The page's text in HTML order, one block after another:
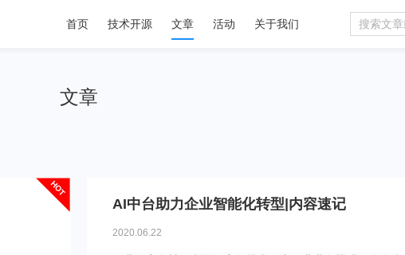
首页 技术开源 文章 活动 关于我们
文章
HOT
AI中台助力企业智能化转型|内容速记
2020.06.22